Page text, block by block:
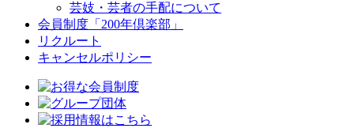
芸妓・芸者の手配について
会員制度「200年倶楽部」
リクルート
キャンセルポリシー